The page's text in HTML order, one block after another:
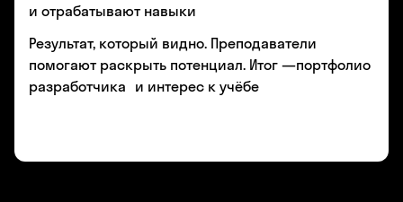
и отрабатывают навыки
Результат, который видно. Преподаватели
помогают раскрыть потенциал. Итог —портфолио
разработчика и интерес к учёбе